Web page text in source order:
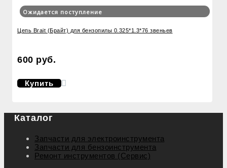
Ожидается поступление
Цепь Brait (Брайт) для бензопилы 0.325*1.3*76 звеньев
600 руб.
Купить
Каталог
Запчасти для электроинструмента
Запчасти для бензоинструмента
Ремонт инструментов (Сервис)